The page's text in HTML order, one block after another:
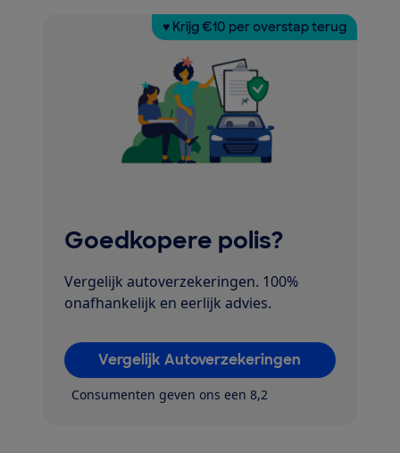
♥ Krijg €10 per overstap terug
Goedkopere polis?
Vergelijk autoverzekeringen. 100%
onafhankelijk en eerlijk advies.
Vergelijk Autoverzekeringen
Consumenten geven ons een 8,2